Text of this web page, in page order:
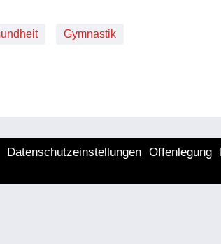
Gymnastik
Datenschutzeinstellungen Offenlegung